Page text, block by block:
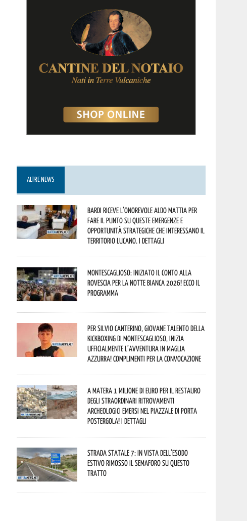
ALTRE NEWS
Bardi riceve l’onorevole Aldo Mattia per
fare il punto su queste emergenze e
opportunità strategiche che interessano il
territorio lucano. I dettagli
Montescaglioso: iniziato il conto alla
rovescia per la Notte Bianca 2026! Ecco il
programma
Per Silvio Canterino, giovane talento della
kickboxing di Montescaglioso, inizia
ufficialmente l’avventura in maglia
azzurra! Complimenti per la convocazione
A Matera 1 milione di euro per il restauro
degli straordinari ritrovamenti
archeologici emersi nel piazzale di Porta
Postergola! I dettagli
Strada statale 7: in vista dell’esodo
estivo rimosso il semaforo su questo
tratto